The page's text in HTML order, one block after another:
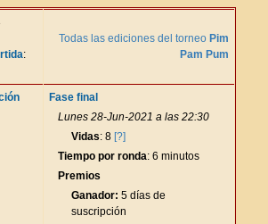
:
Todas las ediciones del torneo Pim
Pam Pum
Fase final
Lunes 28-Jun-2021 a las 22:30
Vidas: 8 [?]
Tiempo por ronda: 6 minutos
Premios
Ganador: 5 días de
suscripción